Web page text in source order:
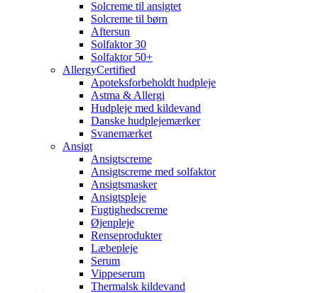
Solcreme til ansigtet
Solcreme til børn
Aftersun
Solfaktor 30
Solfaktor 50+
AllergyCertified
Apoteksforbeholdt hudpleje
Astma & Allergi
Hudpleje med kildevand
Danske hudplejemærker
Svanemærket
Ansigt
Ansigtscreme
Ansigtscreme med solfaktor
Ansigtsmasker
Ansigtspleje
Fugtighedscreme
Øjenpleje
Renseprodukter
Læbepleje
Serum
Vippeserum
Thermalsk kildevand